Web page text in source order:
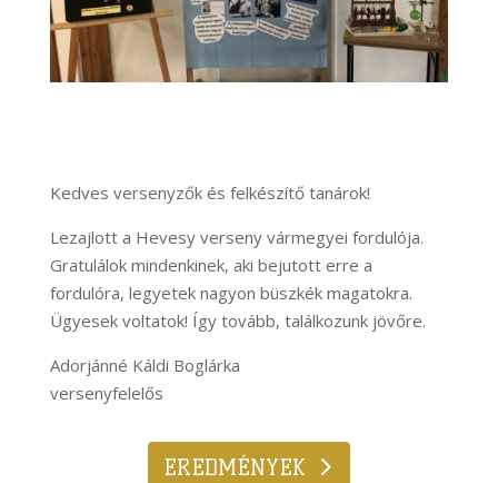
Kedves versenyzők és felkészítő tanárok!
Lezajlott a Hevesy verseny vármegyei fordulója.
Gratulálok mindenkinek, aki bejutott erre a
fordulóra, legyetek nagyon büszkék magatokra.
Ügyesek voltatok! Így tovább, találkozunk jövőre.
Adorjánné Káldi Boglárka
versenyfelelős
EREDMÉNYEK